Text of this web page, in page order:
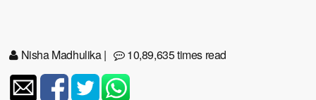
Nisha Madhulika| 10,89,635 times read